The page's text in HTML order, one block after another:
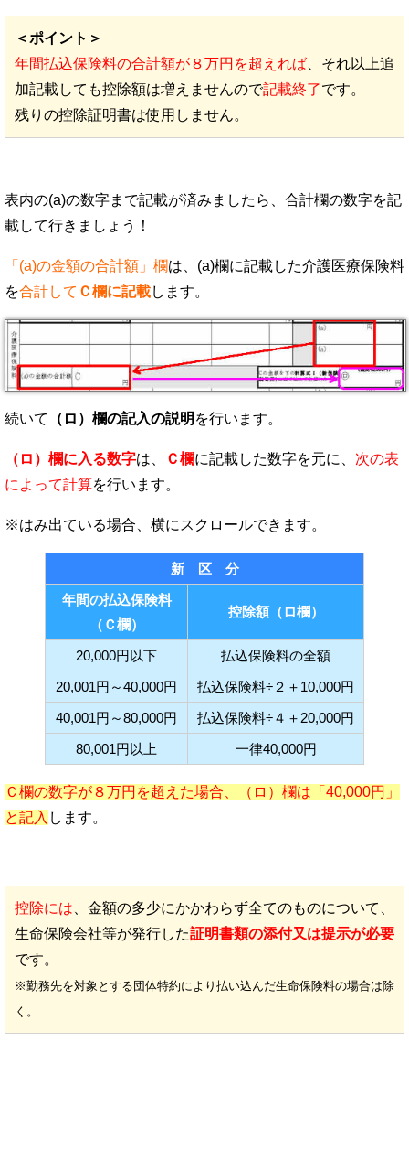
＜ポイント＞
年間払込保険料の合計額が８万円を超えれば、それ以上追
加記載しても控除額は増えませんので記載終了です。
残りの控除証明書は使用しません。
表内の(a)の数字まで記載が済みましたら、合計欄の数字を記
載して行きましょう！
「(a)の金額の合計額」欄は、(a)欄に記載した介護医療保険料
を合計して Ｃ欄に記載します。
続いて （ロ）欄の記入の説明 を行います。
（ロ）欄に入る数字は、 Ｃ欄に記載した数字を元に、 次の表
によって計算を行います。
新 区 分
年間の払込保険料
（Ｃ欄）
控除額（ロ欄）
20,000円以下
払込保険料の全額
20,001円～40,000円
払込保険料÷２＋10,000円
40,001円～80,000円
払込保険料÷４＋20,000円
80,001円以上
一律40,000円
Ｃ欄の数字が８万円を超えた場合、（ロ）欄は「40,000円」
と記入 します。
控除には 、金額の多少にかかわらず全てのものについて、
生命保険会社等が発行した証明書類の添付又は提示が必要
です。
※勤務先を対象とする団体特約により払い込んだ生命保険料の場合は除
く。